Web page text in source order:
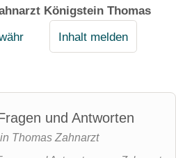
Königstein Thomas
Inhalt melden
und Antworten
Thomas Zahnarzt